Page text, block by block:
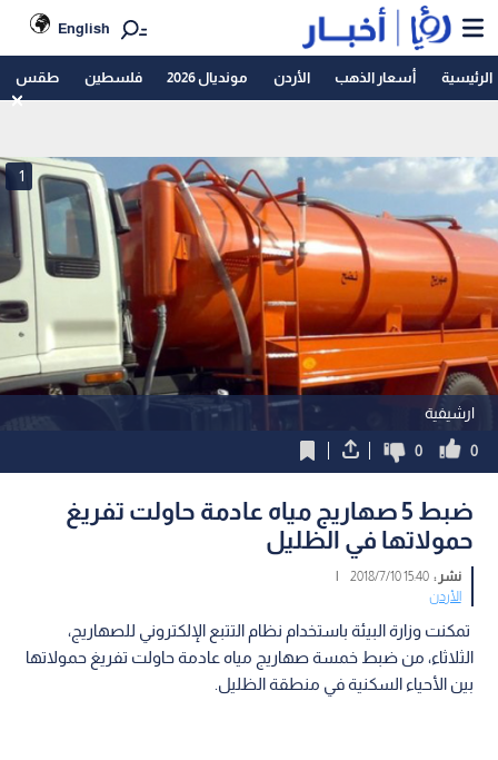
English
الرئيسية أسعار الذهب الأردن مونديال 2026 فلسطين طقس
ارشيفية
1
0
0
ضبط 5 صهاريج مياه عادمة حاولت تفريغ
حمولاتها في الظليل
نشر :15:40 2018/7/10
|
الأردن
تمكنت وزارة البيئة باستخدام نظام التتبع الإلكتروني للصهاريج،
الثلاثاء، من ضبط خمسة صهاريج مياه عادمة حاولت تفريغ حمولاتها
بين الأحياء السكنية في منطقة الظليل.